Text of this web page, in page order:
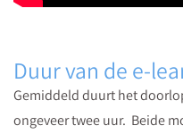
Duur van de e-
Gemiddeld duurt het
ongeveer twee uur. Beide